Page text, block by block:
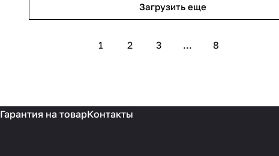
Загрузить еще
1 2 3 ... 8
Гарантия на товарКонтакты